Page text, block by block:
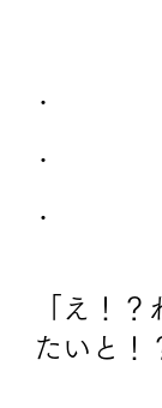
・
・
・
「え！
たいと！